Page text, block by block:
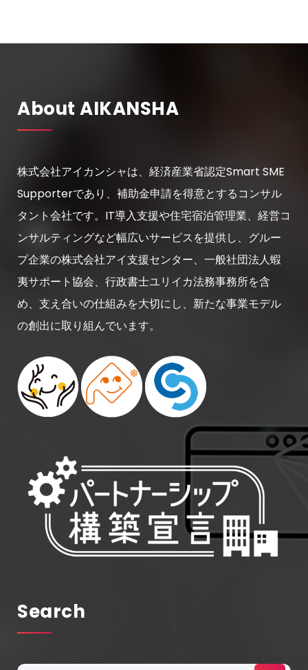
About AIKANSHA
株式会社アイカンシャは、経済産業省認定Smart SME
Supporterであり、補助金申請を得意とするコンサル
タント会社です。IT導入支援や住宅宿泊管理業、経営コ
ンサルティングなど幅広いサービスを提供し、グルー
プ企業の株式会社アイ支援センター、一般社団法人蝦
夷サポート協会、行政書士ユリイカ法務事務所を含
め、支え合いの仕組みを大切にし、新たな事業モデル
の創出に取り組んでいます。
Search